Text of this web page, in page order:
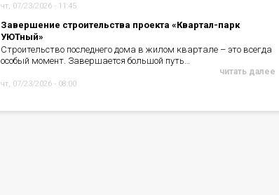
чт, 07/23/2026 - 11:45
Завершение строительства проекта «Квартал-парк
УЮТный»
Строительство последнего дома в жилом квартале – это всегда
особый момент. Завершается большой путь…
читать далее
чт, 07/23/2026 - 08:00